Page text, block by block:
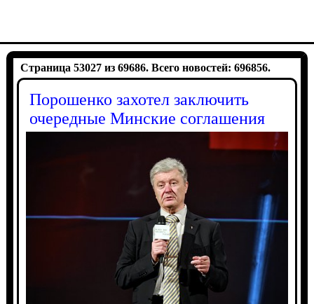
Страница 53027 из 69686. Всего новостей: 696856.
Порошенко захотел заключить
очередные Минские соглашения